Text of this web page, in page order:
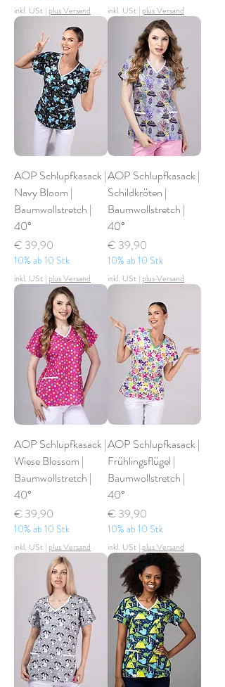
inkl. USt | plus Versand inkl. USt | plus Versand
AOP Schlupfkasack |
Navy Bloom |
Baumwollstretch |
40°
Preis
€ 39,90
10% ab 10 Stk
inkl. USt | plus Versand
AOP Schlupfkasack |
Schildkröten |
Baumwollstretch |
40°
Preis
€ 39,90
10% ab 10 Stk
inkl. USt | plus Versand
AOP Schlupfkasack |
Wiese Blossom |
Baumwollstretch |
40°
Preis
€ 39,90
10% ab 10 Stk
inkl. USt | plus Versand
AOP Schlupfkasack |
Frühlingsflügel |
Baumwollstretch |
40°
Preis
€ 39,90
10% ab 10 Stk
inkl. USt | plus Versand